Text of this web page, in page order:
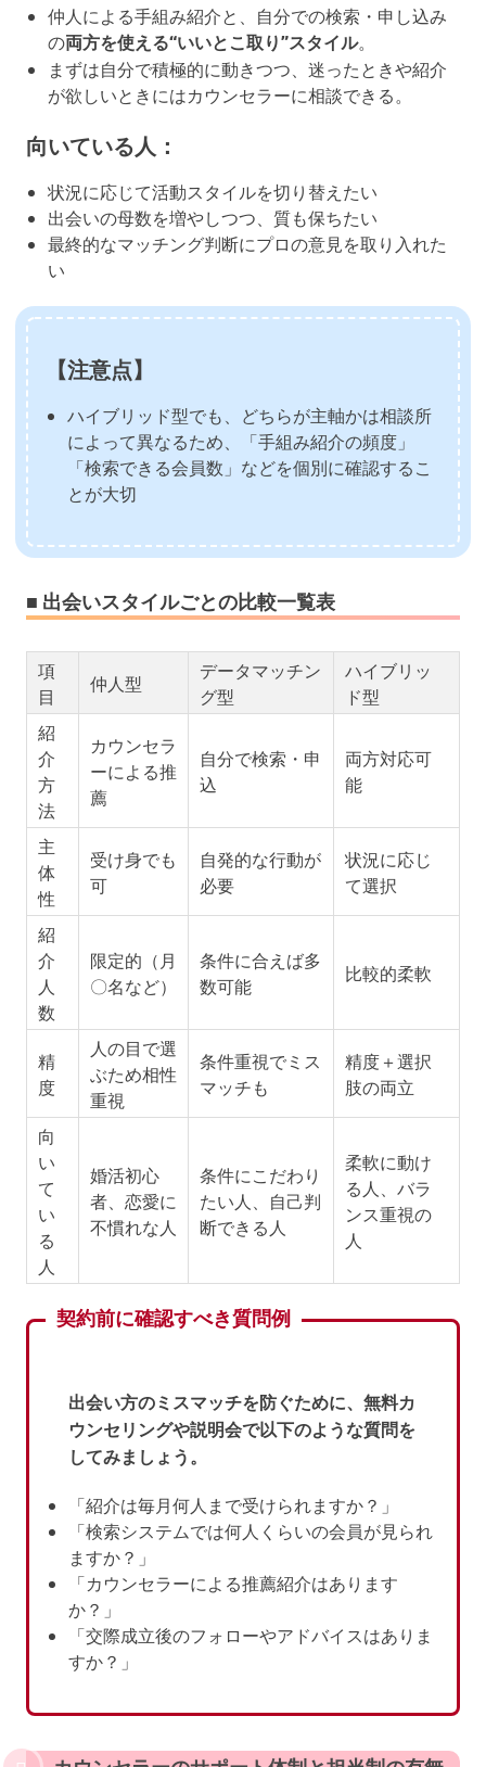
仲人による手組み紹介と、自分での検索・申し込み
の両方を使える“いいとこ取り”スタイル。
まずは自分で積極的に動きつつ、迷ったときや紹介
が欲しいときにはカウンセラーに相談できる。
向いている人：
状況に応じて活動スタイルを切り替えたい
出会いの母数を増やしつつ、質も保ちたい
最終的なマッチング判断にプロの意見を取り入れた
い
【注意点】
ハイブリッド型でも、どちらが主軸かは相談所
によって異なるため、「手組み紹介の頻度」
「検索できる会員数」などを個別に確認するこ
とが大切
■ 出会いスタイルごとの比較一覧表
項
目
仲人型
データマッチン
グ型
ハイブリッ
ド型
紹
介
方
法
カウンセラ
ーによる推
薦
自分で検索・申
込
両方対応可
能
主
体
性
受け身でも
可
自発的な行動が
必要
状況に応じ
て選択
紹
介
人
数
限定的（月
〇名など）
条件に合えば多
数可能
比較的柔軟
精
度
人の目で選
ぶため相性
重視
条件重視でミス
マッチも
精度＋選択
肢の両立
向
い
て
い
る
人
婚活初心
者、恋愛に
不慣れな人
条件にこだわり
たい人、自己判
断できる人
柔軟に動け
る人、バラ
ンス重視の
人
契約前に確認すべき質問例
出会い方のミスマッチを防ぐために、無料カ
ウンセリングや説明会で以下のような質問を
してみましょう。
「紹介は毎月何人まで受けられますか？」
「検索システムでは何人くらいの会員が見られ
ますか？」
「カウンセラーによる推薦紹介はあります
か？」
「交際成立後のフォローやアドバイスはありま
すか？」